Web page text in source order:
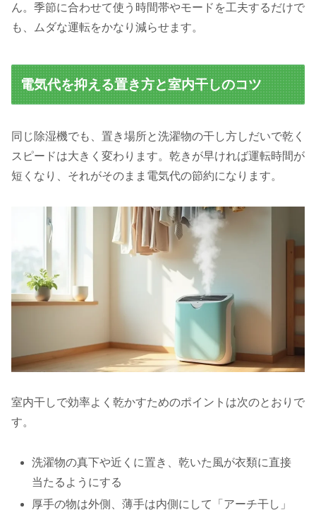
ん。季節に合わせて使う時間帯やモードを工夫するだけで
も、ムダな運転をかなり減らせます。
電気代を抑える置き方と室内干しのコツ
同じ除湿機でも、置き場所と洗濯物の干し方しだいで乾く
スピードは大きく変わります。乾きが早ければ運転時間が
短くなり、それがそのまま電気代の節約になります。
室内干しで効率よく乾かすためのポイントは次のとおりで
す。
洗濯物の真下や近くに置き、乾いた風が衣類に直接
当たるようにする
厚手の物は外側、薄手は内側にして「アーチ干し」